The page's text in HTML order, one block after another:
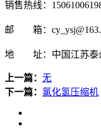
销售热线：
邮 箱：
地 址：中国江苏泰
上一篇： 无
下一篇： 氯化氢压缩机